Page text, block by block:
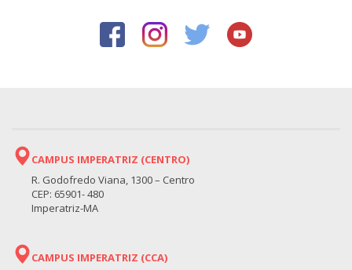
CAMPUS IMPERATRIZ (CENTRO)
R. Godofredo Viana, 1300 – Centro
CEP: 65901- 480
Imperatriz-MA
CAMPUS IMPERATRIZ (CCA)